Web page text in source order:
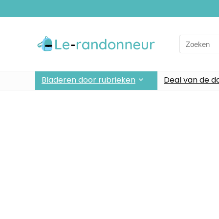
Bladeren door rubrieken Deal van de